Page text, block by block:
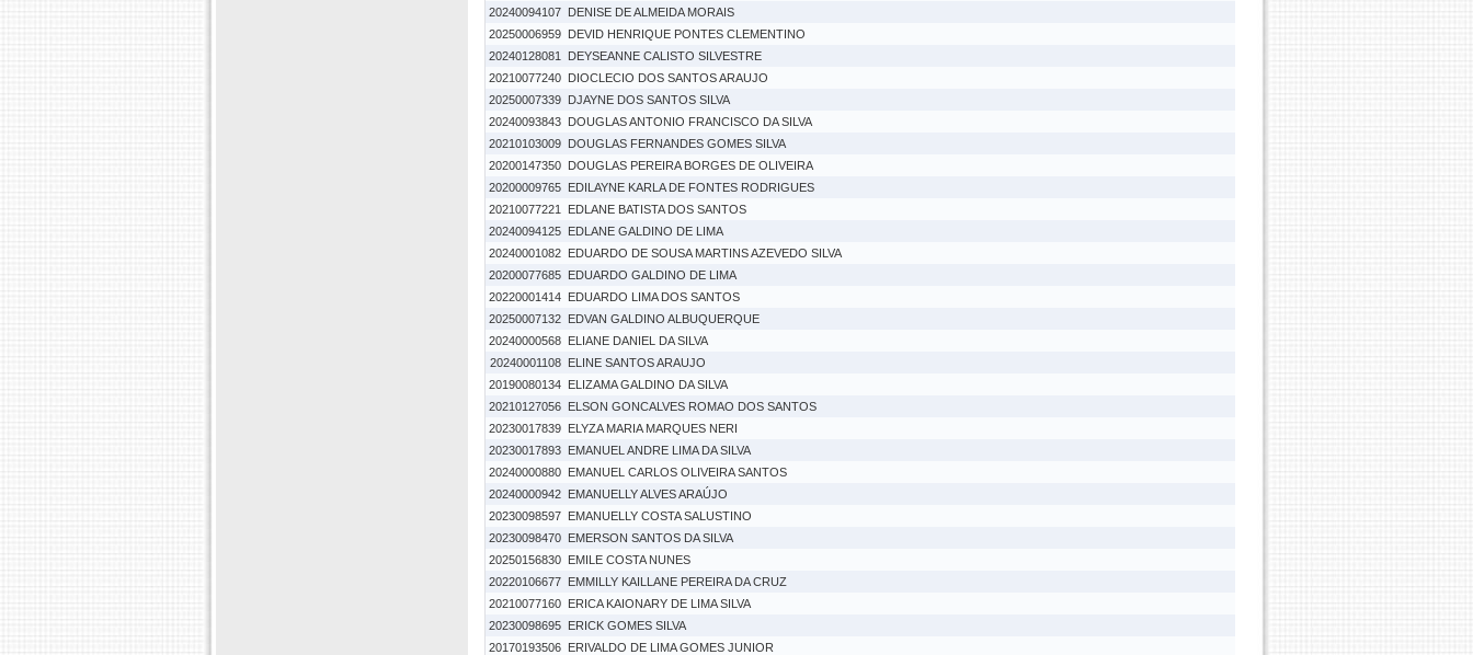
20240094107 DENISE DE ALMEIDA MORAIS
20250006959 DEVID HENRIQUE PONTES CLEMENTINO
20240128081
DEYSEANNE CALISTO SILVESTRE
20210077240 DIOCLECIO DOS SANTOS ARAUJO
20250007339 DJAYNE DOS SANTOS SILVA
20240093843 DOUGLAS ANTONIO FRANCISCO DA SILVA
20210103009 DOUGLAS FERNANDES GOMES SILVA
20200147350 DOUGLAS PEREIRA BORGES DE OLIVEIRA
20200009765 EDILAYNE KARLA DE FONTES RODRIGUES
20210077221
EDLANE BATISTA DOS SANTOS
20240094125 EDLANE GALDINO DE LIMA
20240001082 EDUARDO DE SOUSA MARTINS AZEVEDO SILVA
20200077685 EDUARDO GALDINO DE LIMA
20220001414 EDUARDO LIMA DOS SANTOS
20250007132 EDVAN GALDINO ALBUQUERQUE
20240000568 ELIANE DANIEL DA SILVA
20240001108
ELINE SANTOS ARAUJO
20190080134 ELIZAMA GALDINO DA SILVA
20210127056 ELSON GONCALVES ROMAO DOS SANTOS
20230017839 ELYZA MARIA MARQUES NERI
20230017893 EMANUEL ANDRE LIMA DA SILVA
20240000880 EMANUEL CARLOS OLIVEIRA SANTOS
20240000942 EMANUELLY ALVES ARAÚJO
20230098597 EMANUELLY COSTA SALUSTINO
20230098470 EMERSON SANTOS DA SILVA
20250156830 EMILE COSTA NUNES
20220106677 EMMILLY KAILLANE PEREIRA DA CRUZ
20210077160 ERICA KAIONARY DE LIMA SILVA
20230098695 ERICK GOMES SILVA
20170193506 ERIVALDO DE LIMA GOMES JUNIOR